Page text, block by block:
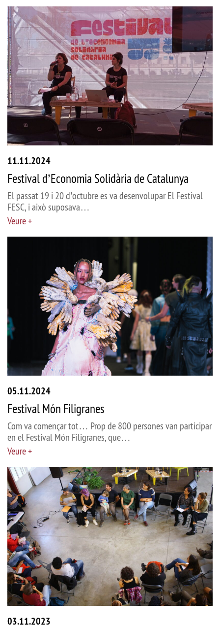
11.11.2024
Festival d’Economia Solidària de Catalunya
El passat 19 i 20 d’octubre es va desenvolupar El Festival
FESC, i això suposava…
Veure +
05.11.2024
Festival Món Filigranes
Com va començar tot… Prop de 800 persones van participar
en el Festival Món Filigranes, que…
Veure +
03.11.2023